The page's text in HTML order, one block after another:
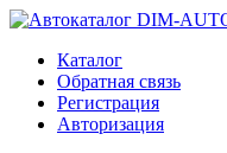
Каталог
Обратная связь
Регистрация
Авторизация